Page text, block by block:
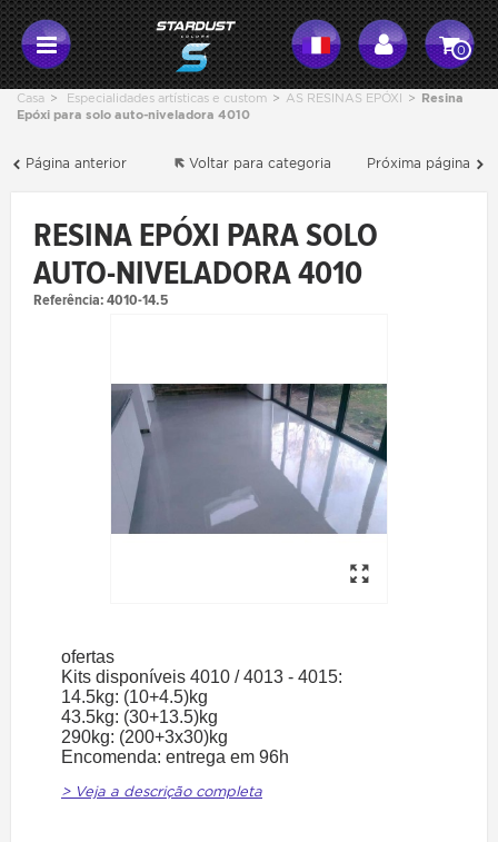
0
Casa > Especialidades artísticas e custom > AS RESINAS EPÓXI > Resina
Epóxi para solo auto-niveladora 4010
Página anterior Próxima página
Voltar para categoria
RESINA EPÓXI PARA SOLO
AUTO-NIVELADORA 4010
Referência:4010-14.5
ofertas
Kits disponíveis 4010 / 4013 - 4015:
14.5kg: (10+4.5)kg
43.5kg: (30+13.5)kg
290kg: (200+3x30)kg
Encomenda: entrega em 96h
> Veja a descrição completa